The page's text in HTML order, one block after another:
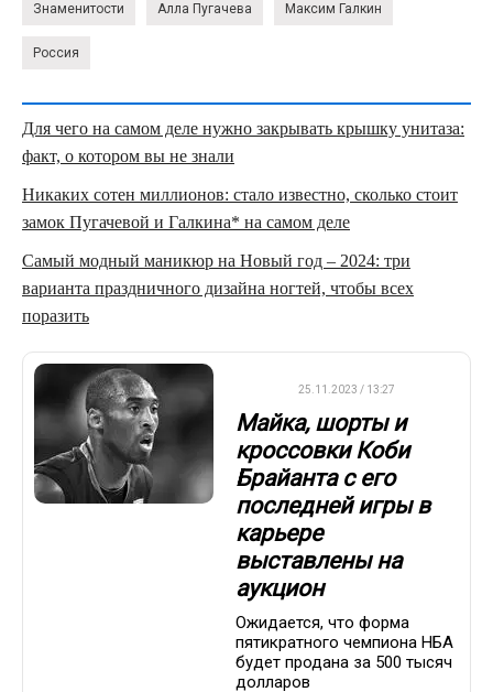
Знаменитости Алла Пугачева Максим Галкин
Россия
Для чего на самом деле нужно закрывать крышку унитаза:
факт, о котором вы не знали
Никаких сотен миллионов: стало известно, сколько стоит
замок Пугачевой и Галкина* на самом деле
Самый модный маникюр на Новый год – 2024: три
варианта праздничного дизайна ногтей, чтобы всех
поразить
25.11.2023 / 13:27
Майка, шорты и
кроссовки Коби
Брайанта с его
последней игры в
карьере
выставлены на
аукцион
Ожидается, что форма
пятикратного чемпиона НБА
будет продана за 500 тысяч
долларов